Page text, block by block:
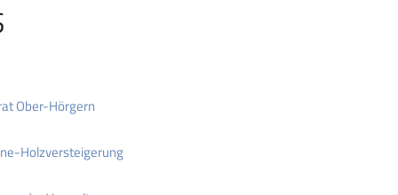
Ober-Hörgern
Holzversteigerung